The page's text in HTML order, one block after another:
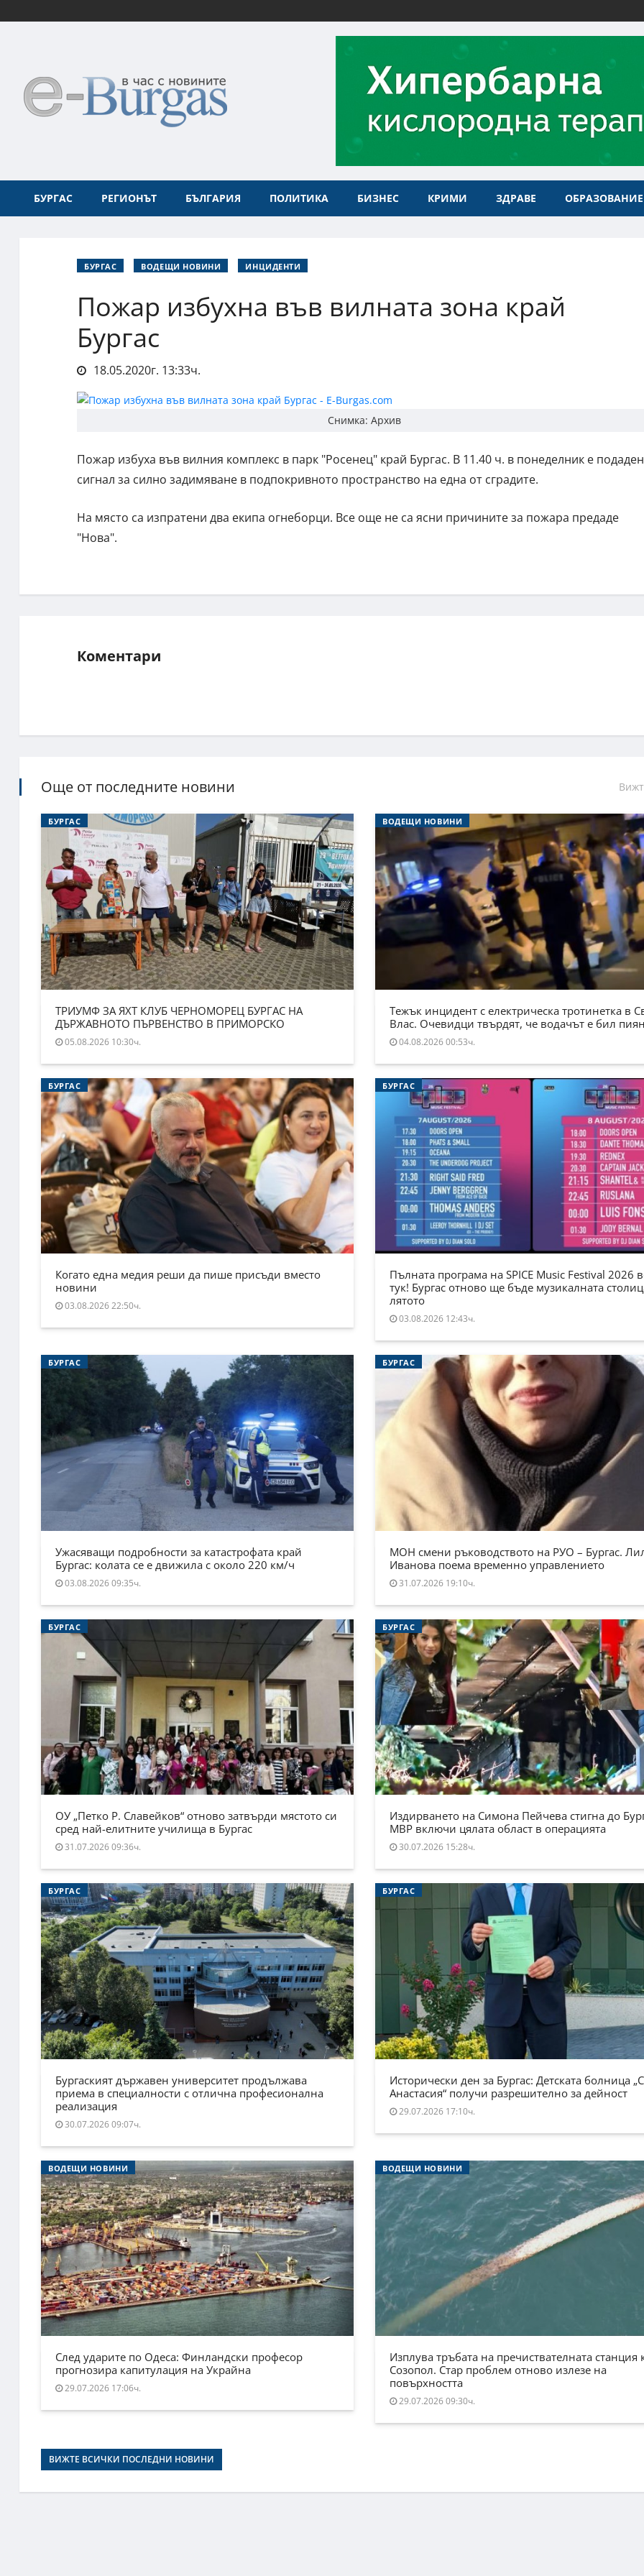
БУРГАС РЕГИОНЪТ БЪЛГАРИЯ ПОЛИТИКА БИЗНЕС КРИМИ ЗДРАВЕ ОБРАЗОВАНИЕ
БУРГАС ВОДЕЩИ НОВИНИ ИНЦИДЕНТИ
Пожар избухна във вилната зона край
Бургас
18.05.2020г. 13:33ч.
Снимка: Архив
Пожар избуха във вилния комплекс в парк "Росенец" край Бургас. В 11.40 ч. в понеделник е подаден
сигнал за силно задимяване в подпокривното пространство на една от сградите.
На място са изпратени два екипа огнеборци. Все още не са ясни причините за пожара предаде
"Нова".
Коментари
Още от последните новини
БУРГАС
ТРИУМФ ЗА ЯХТ КЛУБ ЧЕРНОМОРЕЦ БУРГАС НА
ДЪРЖАВНОТО ПЪРВЕНСТВО В ПРИМОРСКО
05.08.2026 10:30ч.
ВОДЕЩИ НОВИНИ
Тежък инцидент с електрическа тротинетка в
Влас. Очевидци твърдят, че водачът е бил
04.08.2026 00:53ч.
БУРГАС
Когато една медия реши да пише присъди вместо
новини
03.08.2026 22:50ч.
БУРГАС
Пълната програма на SPICE Music Festival 2026
тук! Бургас отново ще бъде музикалната
лятото
03.08.2026 12:43ч.
БУРГАС
Ужасяващи подробности за катастрофата край
Бургас: колата се е движила с около 220 км/ч
03.08.2026 09:35ч.
БУРГАС
МОН смени ръководството на РУО – Бургас.
Иванова поема временно управлението
31.07.2026 19:10ч.
БУРГАС
ОУ „Петко Р. Славейков“ отново затвърди мястото си
сред най-елитните училища в Бургас
31.07.2026 09:36ч.
БУРГАС
Издирването на Симона Пейчева стигна до
МВР включи цялата област в операцията
30.07.2026 15:28ч.
БУРГАС
Бургаският държавен университет продължава
приема в специалности с отлична професионална
реализация
30.07.2026 09:07ч.
БУРГАС
Исторически ден за Бургас: Детската болница
Анастасия“ получи разрешително за дейност
29.07.2026 17:10ч.
ВОДЕЩИ НОВИНИ
След ударите по Одеса: Финландски професор
прогнозира капитулация на Украйна
29.07.2026 17:06ч.
ВОДЕЩИ НОВИНИ
Изплува тръбата на пречиствателната станция
Созопол. Стар проблем отново излезе на
повърхността
29.07.2026 09:30ч.
ВИЖТЕ ВСИЧКИ ПОСЛЕДНИ НОВИНИ